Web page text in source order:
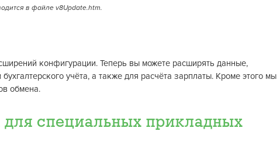
в файле v8Update.htm.
конфигурации. Теперь вы можете расширять данные,
учёта, а также для расчёта зарплаты. Кроме этого мы
обмена.
специальных прикладных